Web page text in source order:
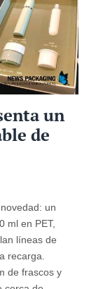
un
de
un
ml en PET,
líneas de
recarga.
de frascos y